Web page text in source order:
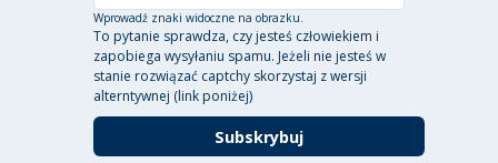
Wprowadź znaki widoczne na obrazku.
To pytanie sprawdza, czy jesteś człowiekiem i
zapobiega wysyłaniu spamu. Jeżeli nie jesteś w
stanie rozwiązać captchy skorzystaj z wersji
alterntywnej (link poniżej)